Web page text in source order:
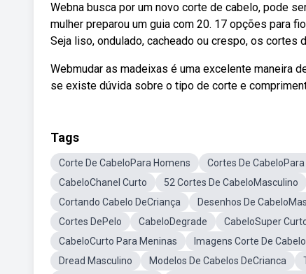
Webna busca por um novo corte de cabelo, pode
mulher preparou um guia com 20. 17 opções para
Seja liso, ondulado, cacheado ou crespo, os cortes
Webmudar as madeixas é uma excelente maneira
se existe dúvida sobre o tipo de corte e
Tags
Corte De CabeloPara Homens Cortes De
CabeloChanel Curto
52 Cortes De CabeloMasculino
Cortando Cabelo DeCriança
Desenhos De
Cortes DePelo
CabeloDegrade CabeloSuper
CabeloCurto Para Meninas
Imagens Corte De
Dread Masculino
Modelos De Cabelos DeCrianca